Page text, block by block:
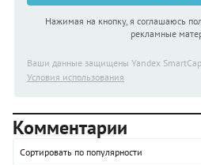
Нажимая на кнопку, я соглашаюсь
рекламные
Ваши данные защищены Yandex
Условия использования
Комментарии
Сортировать по популярности